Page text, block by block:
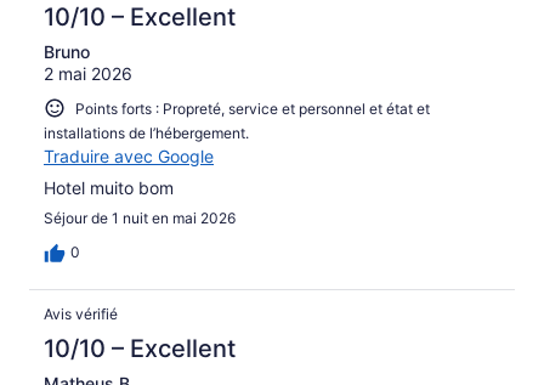
10/10 – Excellent
Bruno
2 mai 2026
Points forts : Propreté, service et personnel et état et
installations de l’hébergement.
Traduire avec Google
Hotel muito bom
Séjour de 1 nuit en mai 2026
0
Avis vérifié
10/10 – Excellent